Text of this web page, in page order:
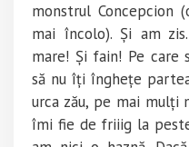
monstrul Concepcion
mai încolo). Și am
mare! Și fain! Pe care
să nu îți înghețe
urca zău, pe mai mulți
îmi fie de friiig la